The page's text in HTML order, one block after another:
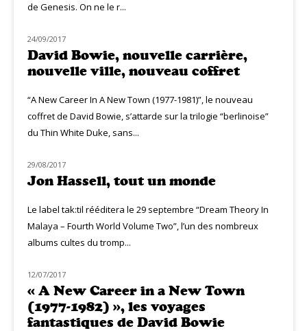
de Genesis. On ne le r...
NOUVEAUTÉS
24/09/2017
David Bowie, nouvelle carrière,
nouvelle ville, nouveau coffret
“A New Career In A New Town (1977-1981)”, le nouveau
coffret de David Bowie, s’attarde sur la trilogie “berlinoise”
du Thin White Duke, sans...
MUZIQ NEWS
29/08/2017
Jon Hassell, tout un monde
Le label tak:til rééditera le 29 septembre “Dream Theory In
Malaya – Fourth World Volume Two”, l’un des nombreux
albums cultes du tromp...
MUZIQ NEWS
12/07/2017
« A New Career in a New Town
(1977-1982) », les voyages
fantastiques de David Bowie